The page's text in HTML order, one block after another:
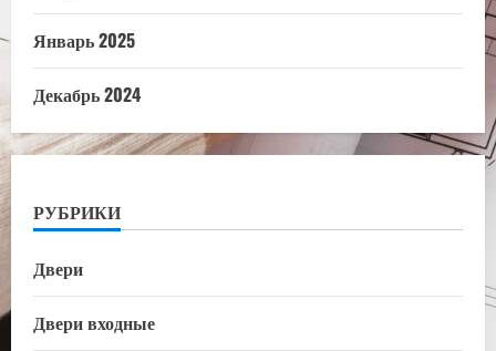
Январь 2025
Декабрь 2024
РУБРИКИ
Двери
Двери входные